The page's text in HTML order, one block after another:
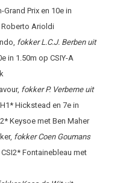
Grand Prix en 10e in
Roberto Arioldi
fokker L.C.J. Berben uit
e in 1.50m op CSIY-A
fokker P. Verberne uit
Hickstead en 7e in
Keysoe met Ben Maher
fokker Coen Goumans
Fontainebleau met